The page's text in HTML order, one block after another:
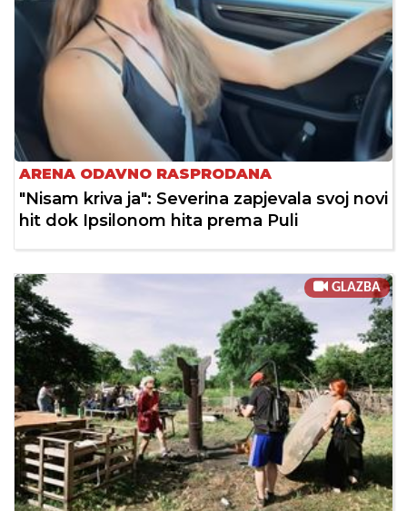
ARENA ODAVNO RASPRODANA
"Nisam kriva ja": Severina zapjevala svoj novi
hit dok Ipsilonom hita prema Puli
GLAZBA